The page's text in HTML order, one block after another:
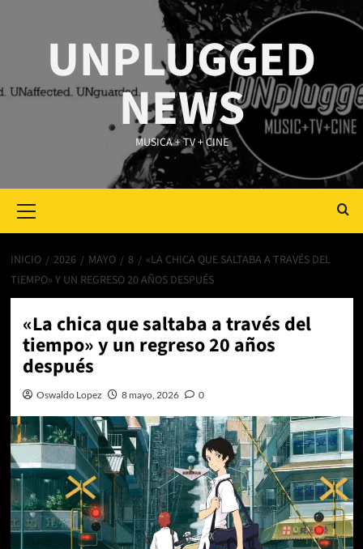
UNPLUGGED
NEWS
MUSICA + TV + CINE
Menu
INICIO 2026 MAYO 8
«LA CHICA QUE SALTABA A TRAVÉS DEL
TIEMPO» Y UN REGRESO 20 AÑOS DESPUÉS
«La chica que saltaba a través del
tiempo» y un regreso 20 años
después
Oswaldo Lopez 8 mayo, 2026 0